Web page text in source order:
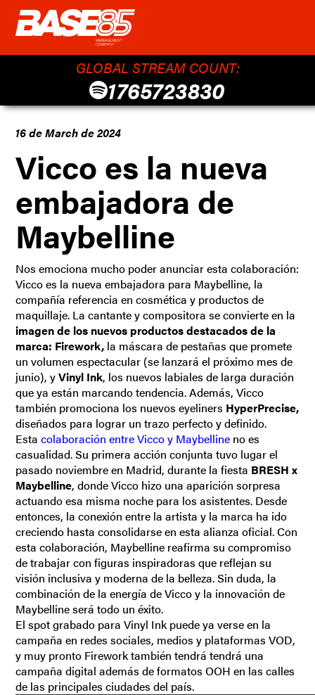
GLOBAL STREAM COUNT:
1765723830
16 de March de 2024
Vicco es la nueva
embajadora de
Maybelline
Nos emociona mucho poder anunciar esta colaboración:
Vicco es la nueva embajadora para Maybelline, la
compañía referencia en cosmética y productos de
maquillaje. La cantante y compositora se convierte en la
imagen de los nuevos productos destacados de la
marca: Firework, la máscara de pestañas que promete
un volumen espectacular (se lanzará el próximo mes de
junio), yVinyl Ink, los nuevos labiales de larga duración
que ya están marcando tendencia. Además, Vicco
también promociona los nuevos eyeliners HyperPrecise,
diseñados para lograr un trazo perfecto y definido.
Estacolaboración entre Vicco y Maybelline no es
casualidad. Su primera acción conjunta tuvo lugar el
pasado noviembre en Madrid, durante la fiesta BRESH x
Maybelline, donde Vicco hizo una aparición sorpresa
actuando esa misma noche para los asistentes. Desde
entonces, la conexión entre la artista y la marca ha ido
creciendo hasta consolidarse en esta alianza oficial. Con
esta colaboración, Maybelline reafirma su compromiso
de trabajar con figuras inspiradoras que reflejan su
visión inclusiva y moderna de la belleza. Sin duda, la
combinación de la energía de Vicco y la innovación de
Maybelline será todo un éxito.
El spot grabado para Vinyl Ink puede ya verse en la
campaña en redes sociales, medios y plataformas VOD,
y muy pronto Firework también tendrá tendrá una
campaña digital además de formatos OOH en las calles
de las principales ciudades del país.